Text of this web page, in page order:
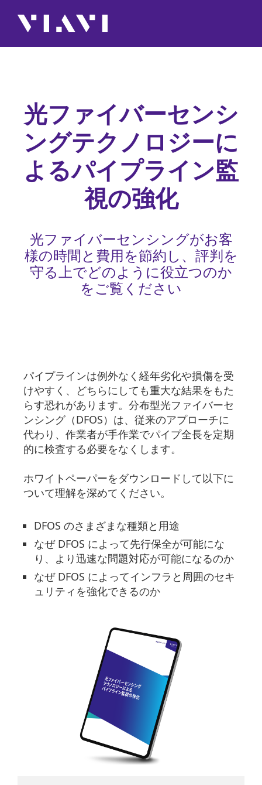
光ファイバーセンシ
ングテクノロジーに
よるパイプライン監
視の強化
光ファイバーセンシングがお客
様の時間と費用を節約し、評判を
守る上でどのように役立つのか
をご覧ください
パイプラインは例外なく経年劣化や損傷を受
けやすく、どちらにしても重大な結果をもた
らす恐れがあります。分布型光ファイバーセ
ンシング（DFOS）は、従来のアプローチに
代わり、作業者が手作業でパイプ全長を定期
的に検査する必要をなくします。
ホワイトペーパーをダウンロードして以下に
ついて理解を深めてください。
DFOS のさまざまな種類と用途
なぜ DFOS によって先行保全が可能にな
り、より迅速な問題対応が可能になるのか
なぜ DFOS によってインフラと周囲のセキ
ュリティを強化できるのか